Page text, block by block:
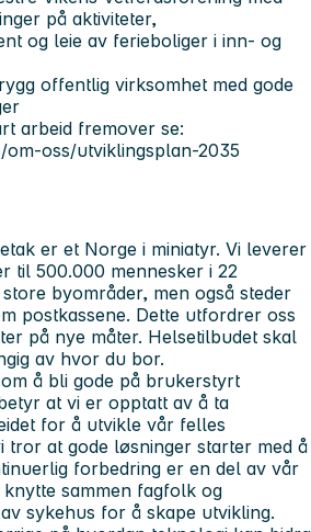
på aktiviteter,
og leie av ferieboliger i inn- og
offentlig virksomhet med gode
arbeid fremover se:
oss/utviklingsplan-2035
er et Norge i miniatyr. Vi leverer
til 500.000 mennesker i 22
byområder, men også steder
postkassene. Dette utfordrer oss
på nye måter. Helsetilbudet skal
av hvor du bor.
å bli gode på brukerstyrt
at vi er opptatt av å ta
for å utvikle vår felles
tror at gode løsninger starter med å
forbedring er en del av vår
sammen fagfolk og
sykehus for å skape utvikling.